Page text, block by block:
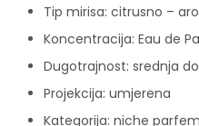
Tip mirisa: citrusno –
Koncentracija: Eau de
Dugotrajnost: srednja
Projekcija: umjerena
Kategorija: niche parfem